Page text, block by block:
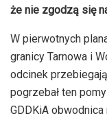
że nie zgodzą się
W pierwotnych
granicy Tarnowa i
odcinek
pogrzebał ten
GDDKiA obwodnica